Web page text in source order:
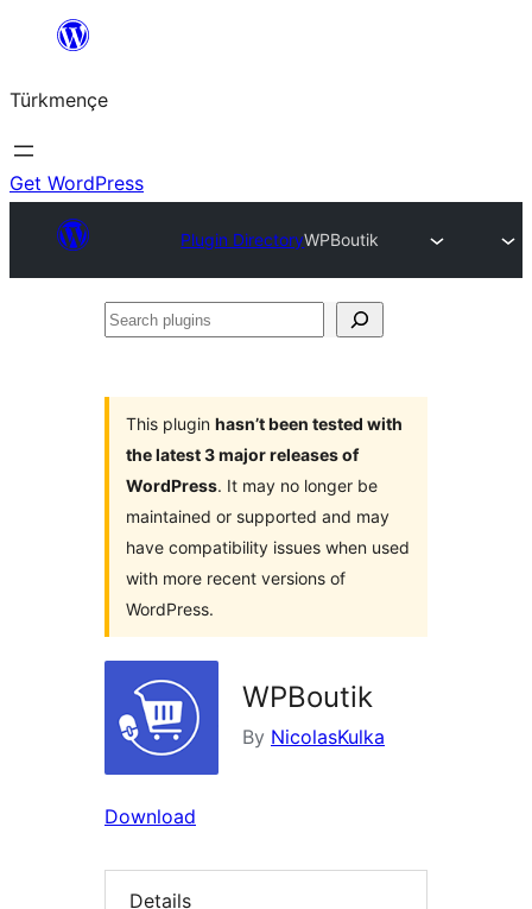
content
Türkmençe
Get WordPress
Plugin DirectoryWPBoutik
Search
This plugin hasn’t been tested with
the latest 3 major releases of
WordPress. It may no longer be
maintained or supported and may
have compatibility issues when used
with more recent versions of
WordPress.
WPBoutik
By NicolasKulka
Download
Details